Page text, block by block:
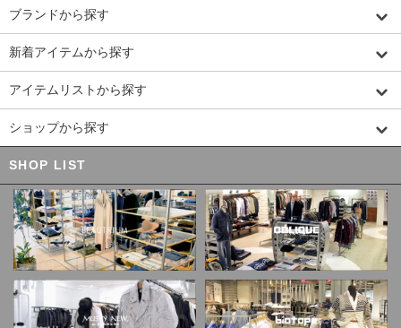
ブランドから探す
新着アイテムから探す
アイテムリストから探す
ショップから探す
SHOP LIST